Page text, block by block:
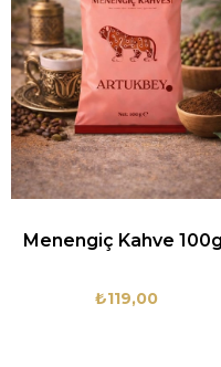
Menengiç Kahve
₺119,00